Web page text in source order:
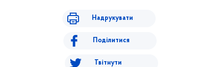
Надрукувати
Поділитися
Твітнути